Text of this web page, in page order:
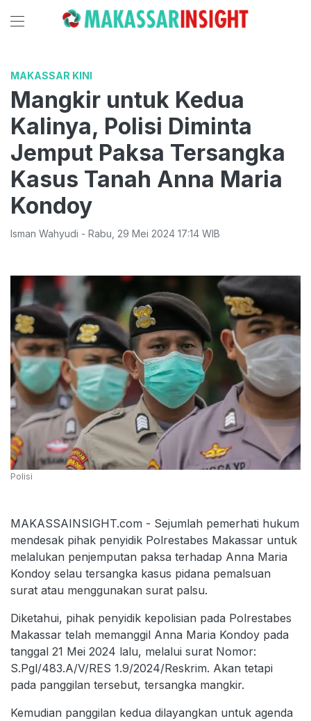
MAKASSAR KINI
Mangkir untuk Kedua
Kalinya, Polisi Diminta
Jemput Paksa Tersangka
Kasus Tanah Anna Maria
Kondoy
Isman Wahyudi - Rabu 29 Mei 2024 17:14 WIB
Polisi
MAKASSAINSIGHT.com - Sejumlah pemerhati hukum
mendesak pihak penyidik Polrestabes Makassar untuk
melalukan penjemputan paksa terhadap Anna Maria
Kondoy selau tersangka kasus pidana pemalsuan
surat atau menggunakan surat palsu.
Diketahui, pihak penyidik kepolisian pada Polrestabes
Makassar telah memanggil Anna Maria Kondoy pada
tanggal 21 Mei 2024 lalu, melalui surat Nomor:
S.Pgl/483.A/V/RES 1.9/2024/Reskrim. Akan tetapi
pada panggilan tersebut, tersangka mangkir.
Kemudian panggilan kedua dilayangkan untuk agenda